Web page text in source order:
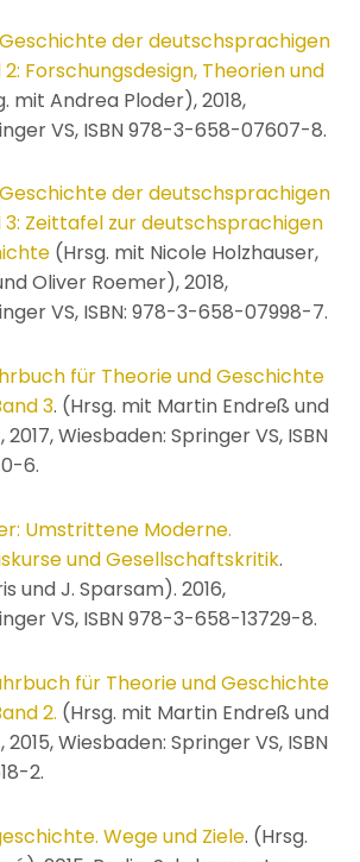
der deutschsprachigen
2: Forschungsdesign, Theorien und
mit Andrea Ploder), 2018,
VS, ISBN 978-3-658-07607-8.
der deutschsprachigen
3: Zeittafel zur deutschsprachigen
(Hrsg. mit Nicole Holzhauser,
Oliver Roemer), 2018,
VS, ISBN: 978-3-658-07998-7.
für Theorie und Geschichte
3. (Hrsg. mit Martin Endreß und
Wiesbaden: Springer VS, ISBN
6.
Umstrittene Moderne.
und Gesellschaftskritik.
und J. Sparsam). 2016,
VS, ISBN 978-3-658-13729-8.
für Theorie und Geschichte
2. (Hrsg. mit Martin Endreß und
Wiesbaden: Springer VS, ISBN
2.
Wege und Ziele. (Hrsg.